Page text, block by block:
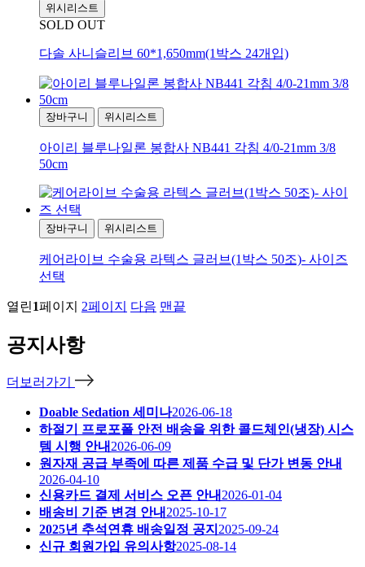
위시리스트
SOLD OUT
다솔 사니슬리브 60*1,650mm(1박스 24개입)
장바구니 위시리스트
아이리 블루나일론 봉합사 NB441 각침 4/0-21mm 3/8
50cm
장바구니 위시리스트
케어라이브 수술용 라텍스 글러브(1박스 50조)- 사이즈
선택
열린1페이지 2페이지 다음 맨끝
공지사항
더보러가기
Doable Sedation 세미나2026-06-18
하절기 프로포폴 안전 배송을 위한 콜드체인(냉장) 시스
템 시행 안내 2026-06-09
원자재 공급 부족에 따른 제품 수급 및 단가 변동 안내
2026-04-10
신용카드 결제 서비스 오픈 안내 2026-01-04
배송비 기준 변경 안내 2025-10-17
2025년 추석연휴 배송일정 공지 2025-09-24
신규 회원가입 유의사항2025-08-14